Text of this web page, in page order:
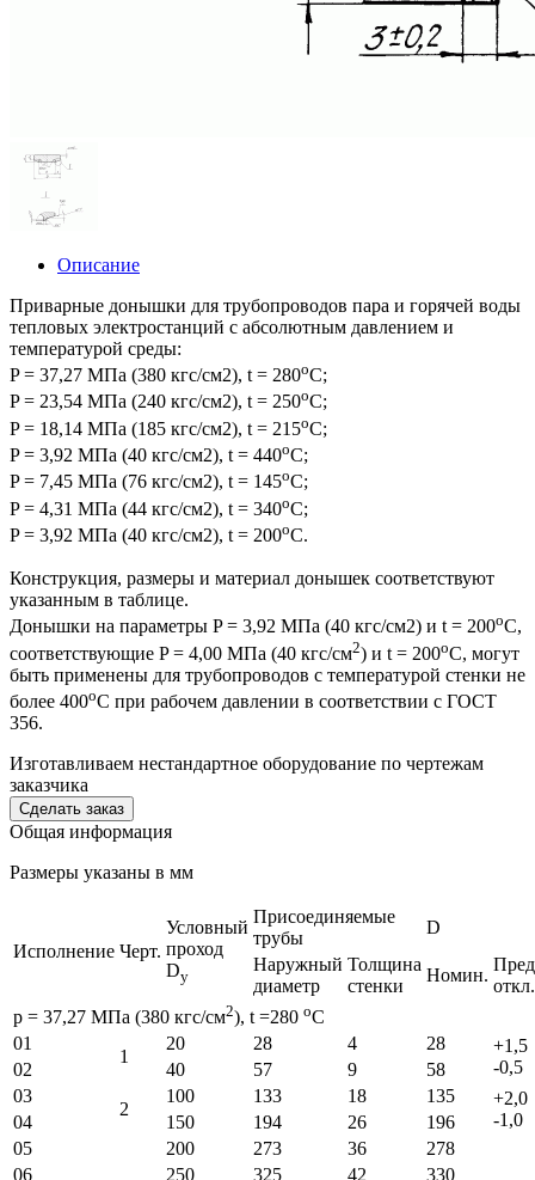
Описание
Приварные донышки для трубопроводов пара и горячей воды
тепловых электростанций с абсолютным давлением и
температурой среды:
P = 37,27 МПа (380 кгс/см2), t = 280oС;
P = 23,54 МПа (240 кгс/см2), t = 250oC;
P = 18,14 МПа (185 кгс/см2), t = 215oС;
P = 3,92 МПа (40 кгс/см2), t = 440oС;
P = 7,45 МПа (76 кгс/см2), t = 145oС;
P = 4,31 МПа (44 кгс/см2), t = 340oС;
P = 3,92 МПа (40 кгс/см2), t = 200oС.
Конструкция, размеры и материал донышек соответствуют
указанным в таблице.
Донышки на параметры P = 3,92 МПа (40 кгс/см2) и t = 200oС,
соответствующие P = 4,00 МПа (40 кгс/см2) и t = 200oС, могут
быть применены для трубопроводов с температурой стенки не
более 400oС при рабочем давлении в соответствии с ГОСТ
356.
Изготавливаем нестандартное оборудование по чертежам
заказчика
Cделать заказ
Общая информация
Размеры указаны в мм
Исполнение Черт.
Условный
проход
Dу
Присоединяемые
трубы
D
Наружный
диаметр
Толщина
стенки
Номин.
откл.
p = 37,27 МПа (380 кгс/см2), t =280 oС
01
1
20 28 4 28
+1,5
-0,5
02 40 57 9
58
03
2
100 133 18 135
+2,0
-1,0
04 150 194 26
196
05
200 273 36
278
06
250 325 42 330